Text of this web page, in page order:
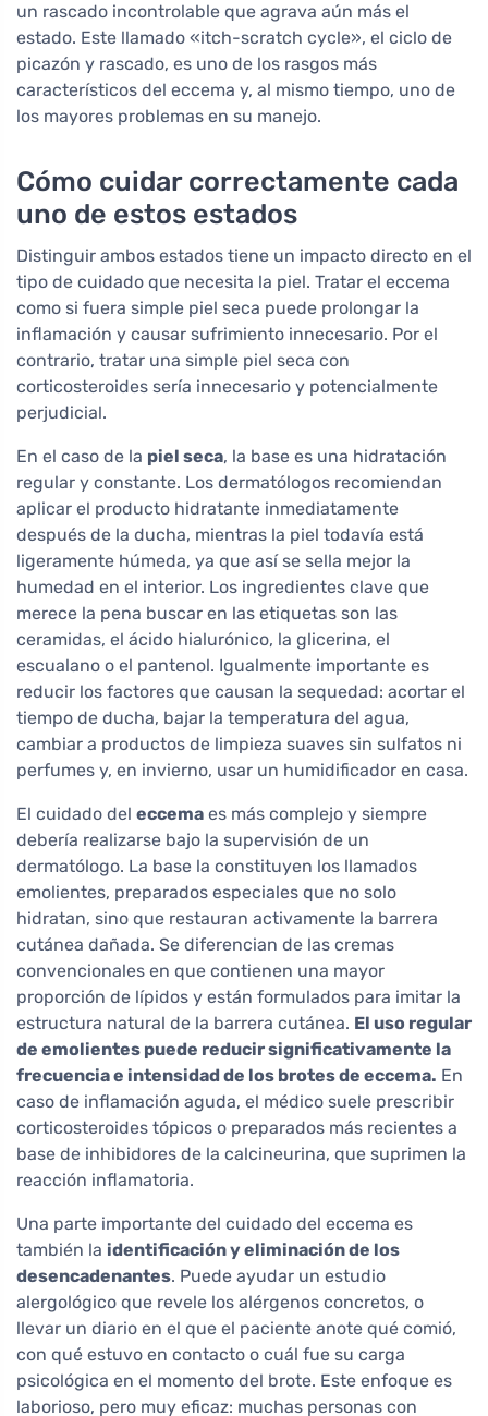
un rascado incontrolable que agrava aún más el
estado. Este llamado «itch-scratch cycle», el ciclo de
picazón y rascado, es uno de los rasgos más
característicos del eccema y, al mismo tiempo, uno de
los mayores problemas en su manejo.
Cómo cuidar correctamente cada
uno de estos estados
Distinguir ambos estados tiene un impacto directo en el
tipo de cuidado que necesita la piel. Tratar el eccema
como si fuera simple piel seca puede prolongar la
inflamación y causar sufrimiento innecesario. Por el
contrario, tratar una simple piel seca con
corticosteroides sería innecesario y potencialmente
perjudicial.
En el caso de la piel seca, la base es una hidratación
regular y constante. Los dermatólogos recomiendan
aplicar el producto hidratante inmediatamente
después de la ducha, mientras la piel todavía está
ligeramente húmeda, ya que así se sella mejor la
humedad en el interior. Los ingredientes clave que
merece la pena buscar en las etiquetas son las
ceramidas, el ácido hialurónico, la glicerina, el
escualano o el pantenol. Igualmente importante es
reducir los factores que causan la sequedad: acortar el
tiempo de ducha, bajar la temperatura del agua,
cambiar a productos de limpieza suaves sin sulfatos ni
perfumes y, en invierno, usar un humidificador en casa.
El cuidado del eccema es más complejo y siempre
debería realizarse bajo la supervisión de un
dermatólogo. La base la constituyen los llamados
emolientes, preparados especiales que no solo
hidratan, sino que restauran activamente la barrera
cutánea dañada. Se diferencian de las cremas
convencionales en que contienen una mayor
proporción de lípidos y están formulados para imitar la
estructura natural de la barrera cutánea. El uso regular
de emolientes puede reducir significativamente la
frecuencia e intensidad de los brotes de eccema. En
caso de inflamación aguda, el médico suele prescribir
corticosteroides tópicos o preparados más recientes a
base de inhibidores de la calcineurina, que suprimen la
reacción inflamatoria.
Una parte importante del cuidado del eccema es
también la identificación y eliminación de los
desencadenantes. Puede ayudar un estudio
alergológico que revele los alérgenos concretos, o
llevar un diario en el que el paciente anote qué comió,
con qué estuvo en contacto o cuál fue su carga
psicológica en el momento del brote. Este enfoque es
laborioso, pero muy eficaz: muchas personas con